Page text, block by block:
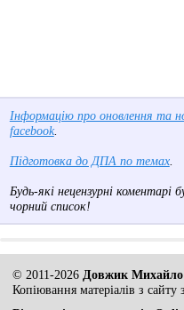
Інформацію про оновлення та
facebook.
Підготовка до ДПА по темах.
Будь-які нецензурні коментарі
чорний список!
© 2011-2026 Довжик Михайло
Копіювання матеріалів з сайту